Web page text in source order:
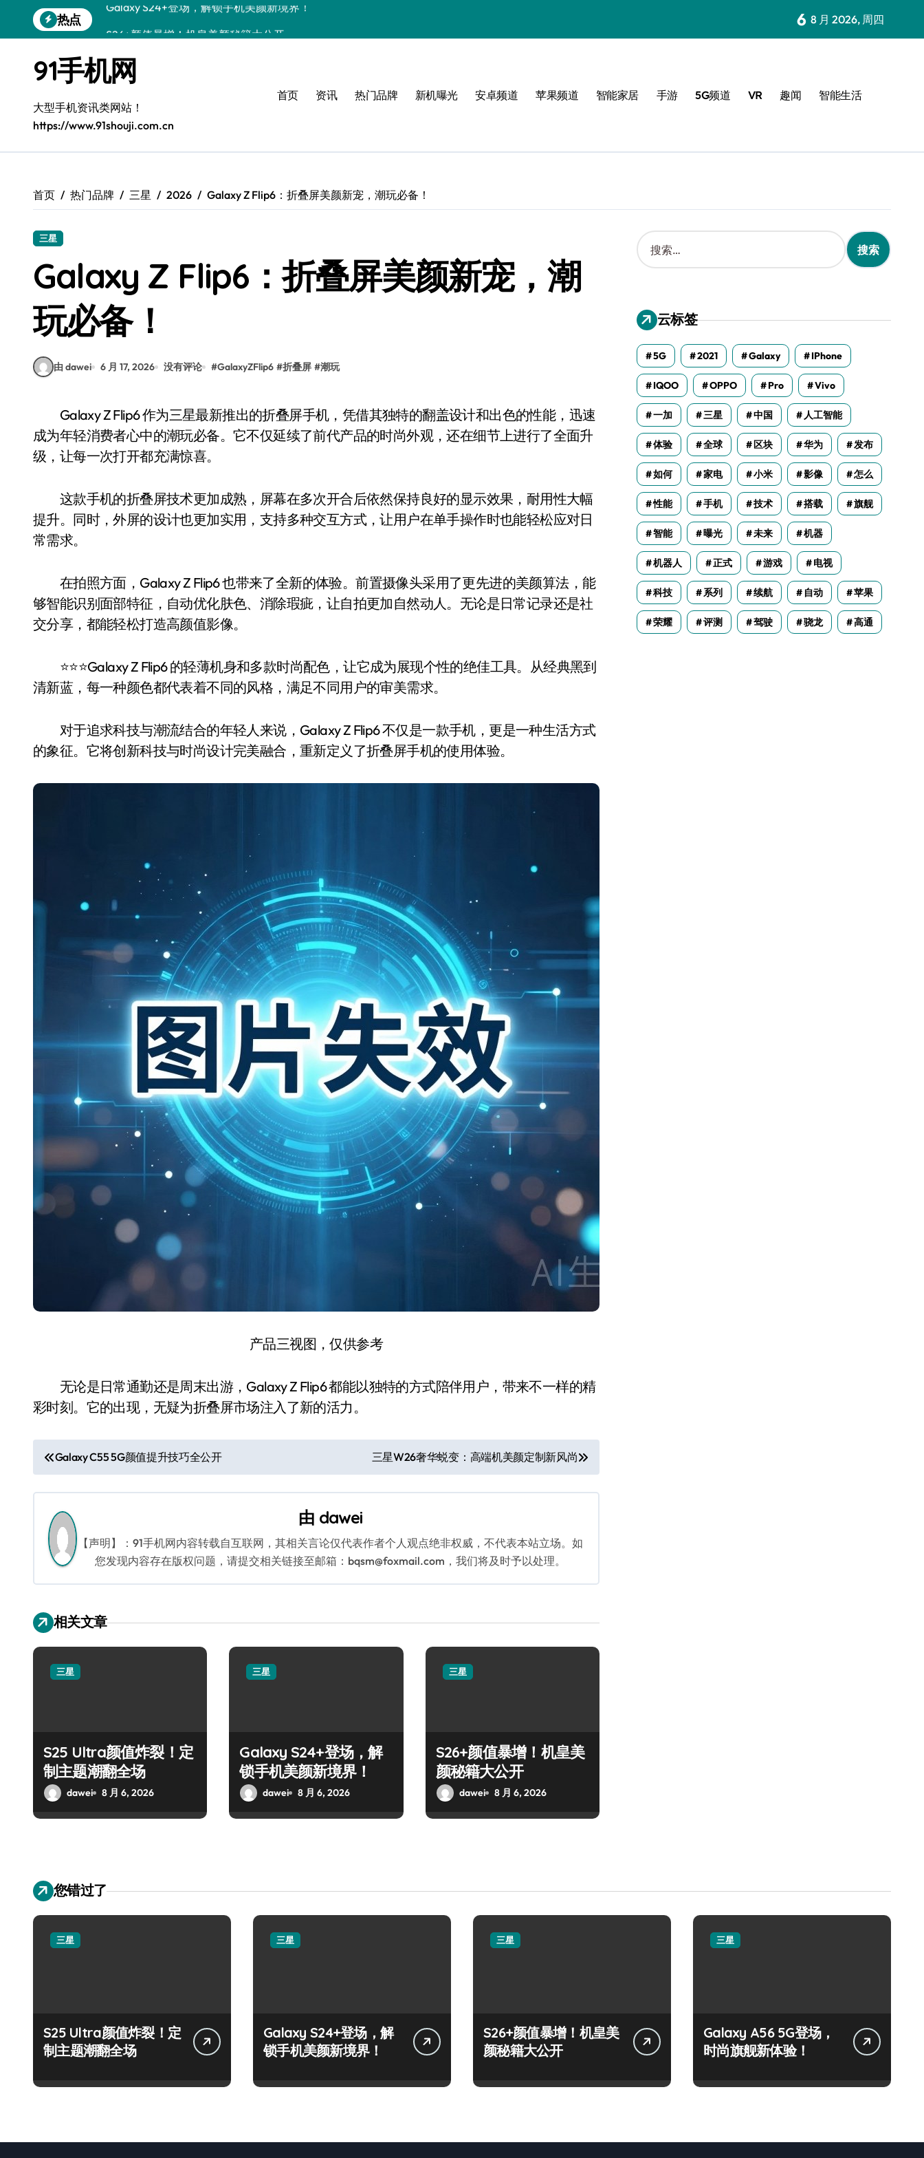
到
热点
三星Galaxy S26美颜秘籍，一键打造专属风格！
S25美化秘籍：个性定制，炫酷随行！
Galaxy C55 5G焕新秘籍：潮流定制，玩转无限可能
Galaxy C55 5G登场，美学新标杆！
S25+闪亮登场，这样拍秒变焦点！
6 8 月 2026, 周四
91手机网
大型手机资讯类网站！
https://www.91shouji.com.cn
首页 资讯 热门品牌 新机曝光 安卓频道 苹果频道 智能家居 手游 5G频道 VR 趣闻 智能生活
首页 热门品牌 三星 2026 Galaxy Z Flip6：折叠屏美颜新宠，潮玩必备！
三星
Galaxy Z Flip6：折叠屏美颜新宠，潮
玩必备！
由 dawei 6 月 17, 2026 没有评论 #GalaxyZFlip6 #折叠屏 #潮玩
Galaxy Z Flip6 作为三星最新推出的折叠屏手机，凭借其独特的翻盖设计和出色的性能，迅速
成为年轻消费者心中的潮玩必备。它不仅延续了前代产品的时尚外观，还在细节上进行了全面升
级，让每一次打开都充满惊喜。
这款手机的折叠屏技术更加成熟，屏幕在多次开合后依然保持良好的显示效果，耐用性大幅
提升。同时，外屏的设计也更加实用，支持多种交互方式，让用户在单手操作时也能轻松应对日
常需求。
在拍照方面，Galaxy Z Flip6 也带来了全新的体验。前置摄像头采用了更先进的美颜算法，能
够智能识别面部特征，自动优化肤色、消除瑕疵，让自拍更加自然动人。无论是日常记录还是社
交分享，都能轻松打造高颜值影像。
⭐️⭐️⭐️Galaxy Z Flip6 的轻薄机身和多款时尚配色，让它成为展现个性的绝佳工具。从经典黑到
清新蓝，每一种颜色都代表着不同的风格，满足不同用户的审美需求。
对于追求科技与潮流结合的年轻人来说，Galaxy Z Flip6 不仅是一款手机，更是一种生活方式
的象征。它将创新科技与时尚设计完美融合，重新定义了折叠屏手机的使用体验。
产品三视图，仅供参考
无论是日常通勤还是周末出游，Galaxy Z Flip6 都能以独特的方式陪伴用户，带来不一样的精
彩时刻。它的出现，无疑为折叠屏市场注入了新的活力。
文
章
航
Galaxy C55 5G颜值提升技巧全公开 三星W26奢华蜕变：高端机美颜定制新风尚
由 dawei
【声明】：91手机网内容转载自互联网，其相关言论仅代表作者个人观点绝非权威，不代表本站立场。如
您发现内容存在版权问题，请提交相关链接至邮箱：bqsm@foxmail.com，我们将及时予以处理。
相关文章
三星
S25 Ultra颜值炸裂！定
制主题潮翻全场
dawei 8 月 6, 2026
三星
Galaxy S24+登场，解
锁手机美颜新境界！
dawei 8 月 6, 2026
三星
S26+颜值暴增！机皇美
颜秘籍大公开
dawei 8 月 6, 2026
搜
索
：
云标签
5G 2021 Galaxy IPhone
IQOO OPPO Pro Vivo
一加 三星 中国 人工智能
体验 全球 区块 华为 发布
如何 家电 小米 影像 怎么
性能 手机 技术 搭载 旗舰
智能 曝光 未来 机器
机器人 正式 游戏 电视
科技 系列 续航 自动 苹果
荣耀 评测 驾驶 骁龙 高通
您错过了
三星
S25 Ultra颜值炸裂！定
制主题潮翻全场
三星
Galaxy S24+登场，解
锁手机美颜新境界！
三星
S26+颜值暴增！机皇美
颜秘籍大公开
三星
Galaxy A56 5G登场，
时尚旗舰新体验！